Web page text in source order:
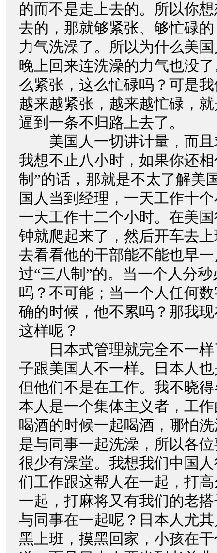
的而不是走上去的。所以你
去的，那就够紧张、够忙碌
力气洗澡了。所以为什么美
晚上回来连洗澡的力气也没
么紧张，这么忙碌吗？可是
越来越紧张，越来越忙碌，
逼到一条不归路上去了。
美国人一切讲计量，而且
我想不止八小时，如果你还
制”的话，那就是不太了解美
国人当到经理，一天工作十
一天工作十二个小时。在美
钟就爬起来了，然后开车去
去看看他的干部能不能也早
过“三八制”的。当一个人分
吗？不可能；当一个人任何
确的时候，他不累吗？那我
这样呢？
日本式管理就完全不一样
子跟美国人不一样。日本人
但他们不是在工作。我不晓
本人是一个集体主义者，工
喝酒的时候一起喝酒，哪怕
是与同事一起洗澡，所以各
很少有澡堂。我想我们中国
们工作跟这帮人在一起，打
一起，打麻将又有我们的老
与同事在一起呢？日本人尤
黑上班，摸黑回家，小孩在